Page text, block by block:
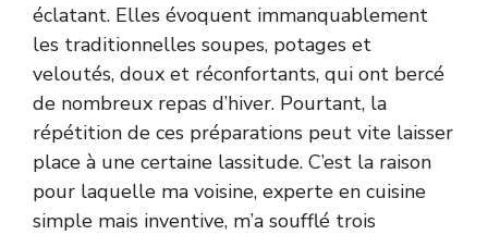
éclatant. Elles évoquent immanquablement
les traditionnelles soupes, potages et
veloutés, doux et réconfortants, qui ont bercé
de nombreux repas d’hiver. Pourtant, la
répétition de ces préparations peut vite laisser
place à une certaine lassitude. C’est la raison
pour laquelle ma voisine, experte en cuisine
simple mais inventive, m’a soufflé trois